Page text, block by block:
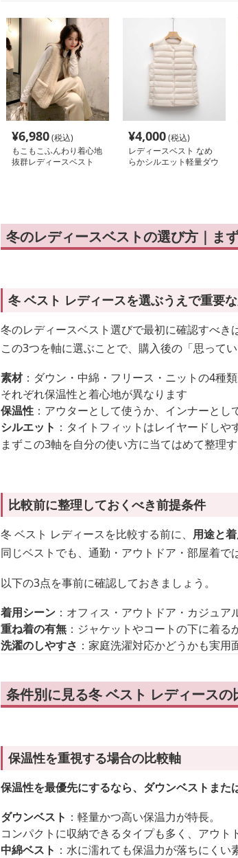
¥6,980(税込)
もこもこふんわり着心地
抜群レディースベスト
¥4,000(税込)
レディースベスト なめ
らかシルエット軽量ダウ
冬のレディースベストの選び方｜ま
冬 ベスト レディースを選ぶうえで重要
冬のレディースベスト選びで最初に確認すべきは
この3つを軸に選ぶことで、購入後の「思って
素材：ダウン・中綿・フリース・ニットの4種類
それぞれ保温性と着心地が異なります
保温性 ：アウターとして使うか、インナーと
シルエット ：タイトフィットはレイヤードし
まずこの3軸を自分の使い方に当てはめて整理
比較前に整理しておくべき前提条件
冬 ベスト レディースを比較する前に、 用途と
同じベストでも、通勤・アウトドア・部屋着で
以下の3点を事前に確認しておきましょう。
着用シーン ：オフィス・アウトドア・カジュア
重ね着の有無 ：ジャケットやコートの下に着る
洗濯のしやすさ ：家庭洗濯対応かどうかも実
条件別に見る冬 ベスト レディースの
保温性を重視する場合の比較軸
保温性を最優先にするなら、ダウンベストま
ダウンベスト ：軽量かつ高い保温力が特長。
コンパクトに収納できるタイプも多く、アウ
中綿ベスト ：水に濡れても保温力が落ちにく